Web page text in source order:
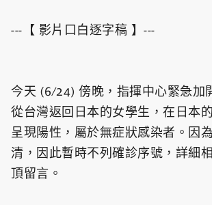
---【 影片口白逐字稿 】---
今天 (6/24) 傍晚，指揮中心緊急加
從台灣返回日本的女學生，在日本
呈現陽性，屬於無症狀感染者。因
清，因此暫時不列確診序號，詳細
頂留言。